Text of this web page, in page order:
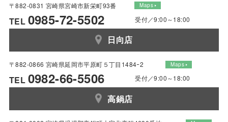
〒882-0831 宮崎県宮崎市新栄町93番 Maps
TEL 0985-72-5502 受付／9:00～18:00
日向店
〒882-0866 宮崎県延岡市平原町５丁目1484ｰ2 Maps
TEL 0982-66-5506 受付／9:00～18:00
高鍋店